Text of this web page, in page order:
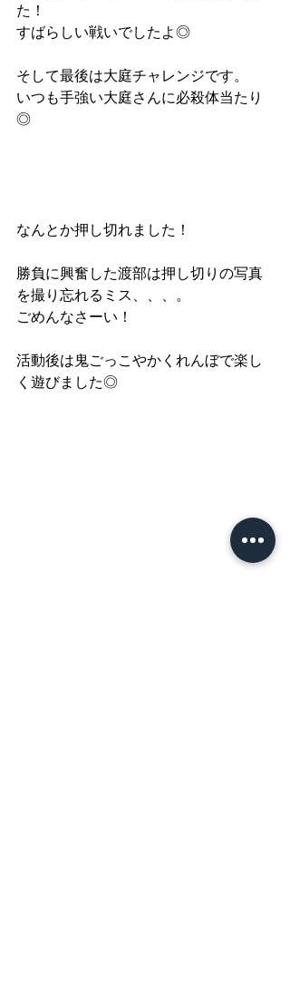
た！
すばらしい戦いでしたよ◎
そして最後は大庭チャレンジです。
いつも手強い大庭さんに必殺体当たり
◎
なんとか押し切れました！
勝負に興奮した渡部は押し切りの写真
を撮り忘れるミス、、、。
ごめんなさーい！
活動後は鬼ごっこやかくれんぼで楽し
く遊びました◎